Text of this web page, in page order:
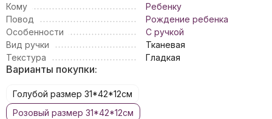
Кому
Ребенку
Повод
Рождение ребенка
Особенности
С ручкой
Вид ручки
Тканевая
Текстура
Гладкая
Варианты покупки:
Голубой размер 31*42*12см
Розовый размер 31*42*12см